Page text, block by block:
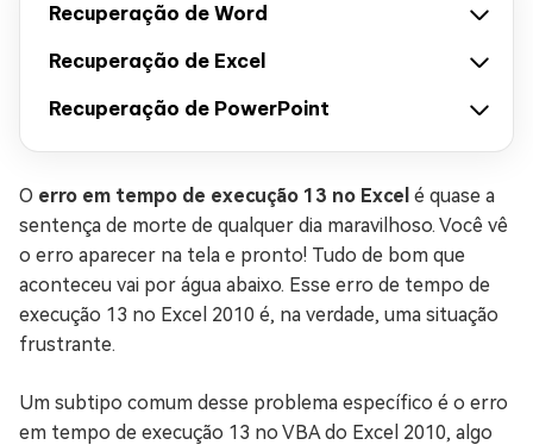
Recuperação de Word
Recuperação de Excel
Recuperação de PowerPoint
O erro em tempo de execução 13 no Excel é quase a
sentença de morte de qualquer dia maravilhoso. Você vê
o erro aparecer na tela e pronto! Tudo de bom que
aconteceu vai por água abaixo. Esse erro de tempo de
execução 13 no Excel 2010 é, na verdade, uma situação
frustrante.
Um subtipo comum desse problema específico é o erro
em tempo de execução 13 no VBA do Excel 2010, algo